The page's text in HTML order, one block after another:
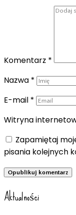
Komentarz *
Nazwa *
E-mail *
Witryna
Zapamiętaj
pisania kolejnych
Aktualności